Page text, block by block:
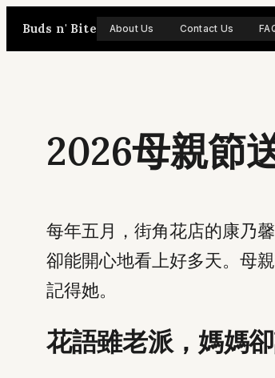
Buds n' Bite About Us Contact Us
2026母親節
每年五月，街角花店的康乃
卻能開心地看上好多天。母
記得她。
花語雖老派，媽媽